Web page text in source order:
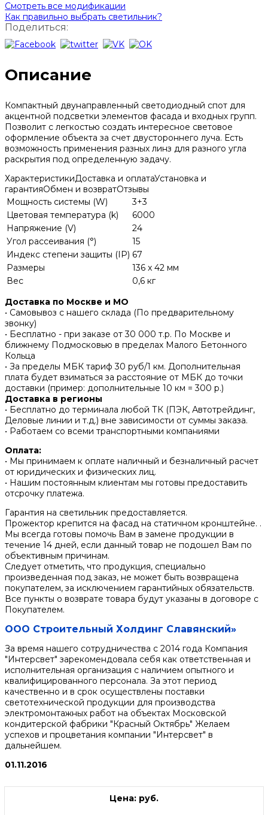
Смотреть все модификации
Как правильно выбрать светильник?
Поделиться:
Описание
Компактный двунаправленный светодиодный спот для
акцентной подсветки элементов фасада и входных групп.
Позволит с легкостью создать интересное световое
оформление объекта за счет двустороннего луча. Есть
возможность применения разных линз для разного угла
раскрытия под определенную задачу.
ХарактеристикиДоставка и оплатаУстановка и
гарантияОбмен и возвратОтзывы
Мощность системы (W)
3+3
Цветовая температура (k)
6000
Напряжение (V)
24
Угол рассеивания (°)
15
Индекс степени защиты (IP) 67
Размеры
136 x 42 мм
Вес
0,6 кг
Доставка по Москве и МО
• Самовывоз с нашего склада (По предварительному
звонку)
• Бесплатно - при заказе от 30 000 т.р. По Москве и
ближнему Подмосковью в пределах Малого Бетонного
Кольца
• За пределы МБК тариф 30 руб/1 км. Дополнительная
плата будет взиматься за расстояние от МБК до точки
доставки (пример: дополнительные 10 км = 300 р.)
Доставка в регионы
• Бесплатно до терминала любой ТК (ПЭК, Автотрейдинг,
Деловые линии и т.д.) вне зависимости от суммы заказа.
• Работаем со всеми транспортными компаниями
Оплата:
• Мы принимаем к оплате наличный и безналичный расчет
от юридических и физических лиц.
• Нашим постоянным клиентам мы готовы предоставить
отсрочку платежа.
Гарантия на светильник предоставляется.
Прожектор крепится на фасад на статичном кронштейне. .
Мы всегда готовы помочь Вам в замене продукции в
течение 14 дней, если данный товар не подошел Вам по
объективным причинам.
Следует отметить, что продукция, специально
произведенная под заказ, не может быть возвращена
покупателем, за исключением гарантийных обязательств.
Все пункты о возврате товара будут указаны в договоре с
Покупателем.
ООО Строительный Холдинг Славянский»
За время нашего сотрудничества с 2014 года Компания
"Интерсвет" зарекомендовала себя как ответственная и
исполнительная организация с наличием опытного и
квалифицированного персонала. За этот период
качественно и в срок осуществлены поставки
светотехнической продукции для производства
электромонтажных работ на объектах Московской
кондитерской фабрики "Красный Октябрь" Желаем
успехов и процветания компании "Интерсвет" в
дальнейшем.
01.11.2016
Цена: руб.